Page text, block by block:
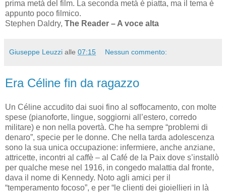
prima metà del film. La seconda metà è piatta, ma il tema è
appunto poco filmico.
Stephen Daldry, The Reader – A voce alta
Giuseppe Leuzzi alle 07:15 Nessun commento:
Era Céline fin da ragazzo
Un Céline accudito dai suoi fino al soffocamento, con molte
spese (pianoforte, lingue, soggiorni all’estero, corredo
militare) e non nella povertà. Che ha sempre “problemi di
denaro”, specie per le donne. Che nella tarda adolescenza
sono la sua unica occupazione: infermiere, anche anziane,
attricette, incontri al caffè – al Café de la Paix dove s’installò
per qualche mese nel 1916, in congedo malattia dal fronte,
dava il nome di Kennedy. Noto agli amici per il
“temperamento focoso”, e per “le clienti dei gioiellieri in là